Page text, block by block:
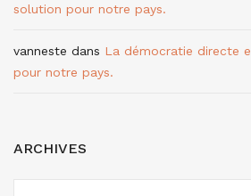
solution pour notre pays.
vanneste dans La démocratie directe
pour notre pays.
ARCHIVES
ARCHIVES